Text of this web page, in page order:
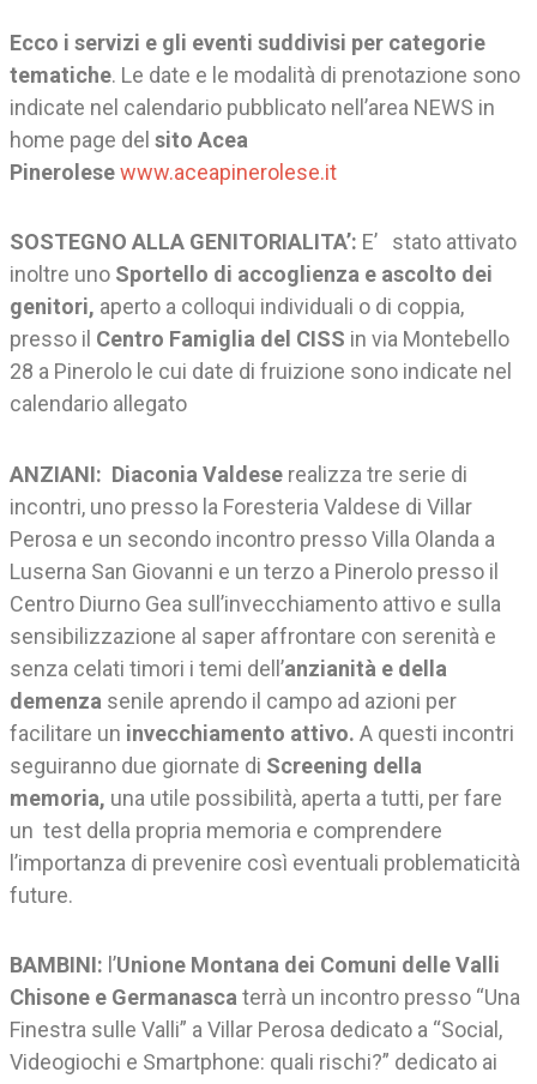
Ecco i servizi e gli eventi suddivisi per categorie
tematiche. Le date e le modalità di prenotazione sono
indicate nel calendario pubblicato nell’area NEWS in
home page del sito Acea
Pinerolesewww.aceapinerolese.it
SOSTEGNO ALLA GENITORIALITA’: E’ stato attivato
inoltre uno Sportello di accoglienza e ascolto dei
genitori, aperto a colloqui individuali o di coppia,
presso il Centro Famiglia del CISS in via Montebello
28 a Pinerolo le cui date di fruizione sono indicate nel
calendario allegato
ANZIANI: Diaconia Valdeserealizza tre serie di
incontri, uno presso la Foresteria Valdese di Villar
Perosa e un secondo incontro presso Villa Olanda a
Luserna San Giovanni e un terzo a Pinerolo presso il
Centro Diurno Gea sull’invecchiamento attivo e sulla
sensibilizzazione al saper affrontare con serenità e
senza celati timori i temi dell’anzianità e della
demenza senile aprendo il campo ad azioni per
facilitare un invecchiamento attivo. A questi incontri
seguiranno due giornate di Screening della
memoria, una utile possibilità, aperta a tutti, per fare
un test della propria memoria e comprendere
l’importanza di prevenire così eventuali problematicità
future.
BAMBINI: l’Unione Montana dei Comuni delle Valli
Chisone e Germanasca terrà un incontro presso “Una
Finestra sulle Valli” a Villar Perosa dedicato a “Social,
Videogiochi e Smartphone: quali rischi?” dedicato ai